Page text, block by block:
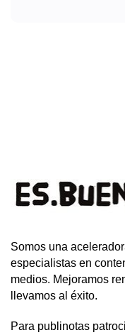
Somos una
especialistas en
medios. Mejoramos
llevamos al éxito.
Para publinotas